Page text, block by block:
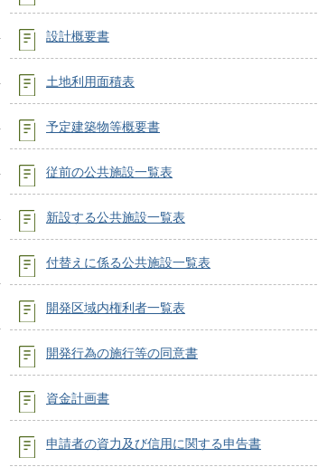
設計概要書
土地利用面積表
予定建築物等概要書
従前の公共施設一覧表
新設する公共施設一覧表
付替えに係る公共施設一覧表
開発区域内権利者一覧表
開発行為の施行等の同意書
資金計画書
申請者の資力及び信用に関する申告書